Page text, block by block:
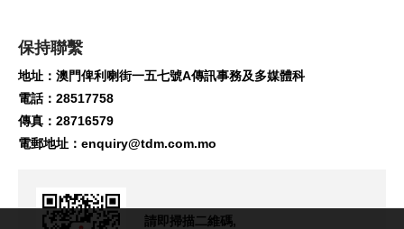
保持聯繫
地址：澳門俾利喇街一五七號A傳訊事務及多媒體科
電話：28517758
傳真：28716579
電郵地址： enquiry@tdm.com.mo
請即掃描二維碼,